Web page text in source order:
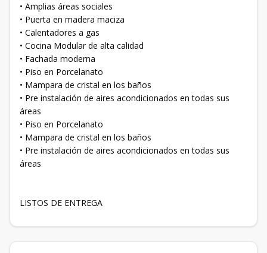
• Amplias áreas sociales
• Puerta en madera maciza
• Calentadores a gas
• Cocina Modular de alta calidad
• Fachada moderna
• Piso en Porcelanato
• Mampara de cristal en los baños
• Pre instalación de aires acondicionados en todas sus
áreas
• Piso en Porcelanato
• Mampara de cristal en los baños
• Pre instalación de aires acondicionados en todas sus
áreas
LISTOS DE ENTREGA